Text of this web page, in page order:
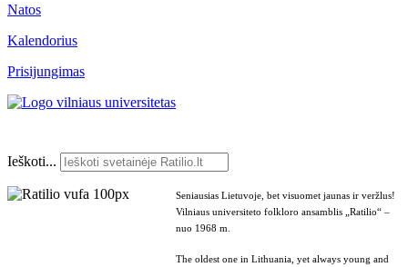
Natos
Kalendorius
Prisijungimas
Ieškoti...
Seniausias Lietuvoje, bet visuomet jaunas ir veržlus!
Vilniaus universiteto folkloro ansamblis „Ratilio“ –
nuo 1968 m.
The oldest one in Lithuania, yet always young and